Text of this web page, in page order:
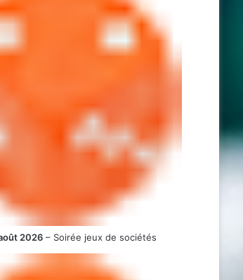
2026 – Soirée jeux de sociétés